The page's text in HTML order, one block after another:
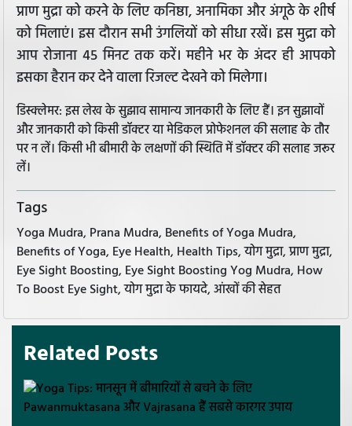
प्राण मुद्रा को करने के लिए कनिष्ठा, अनामिका और अंगूठे के शीर्ष
को मिलाएं। इस दौरान सभी उंगलियों को सीधा रखें। इस मुद्रा को
आप रोजाना 45 मिनट तक करें। महीने भर के अंदर ही आपको
इसका हैरान कर देने वाला रिजल्ट देखने को मिलेगा।
डिस्क्लेमर: इस लेख के सुझाव सामान्य जानकारी के लिए हैं। इन सुझावों
और जानकारी को किसी डॉक्टर या मेडिकल प्रोफेशनल की सलाह के तौर
पर न लें। किसी भी बीमारी के लक्षणों की स्थिति में डॉक्टर की सलाह जरूर
लें।
Tags
Yoga Mudra, Prana Mudra, Benefits of Yoga Mudra,
Benefits of Yoga, Eye Health, Health Tips, योग मुद्रा, प्राण मुद्रा,
Eye Sight Boosting, Eye Sight Boosting Yog Mudra, How
To Boost Eye Sight, योग मुद्रा के फायदे, आंखों की सेहत
Related Posts